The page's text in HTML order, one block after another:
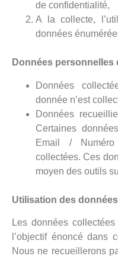
de confidentialité,
A la collecte,
données
Données personnelles
Données
donnée n’est
Données
Certaines
Email /
collectées. Ces
moyen des outils
Utilisation des
Les données
l’objectif énoncé dans
Nous ne recueillerons